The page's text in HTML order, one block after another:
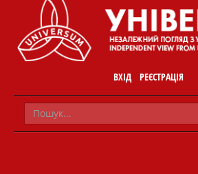
ВХІД РЕЄСТРАЦІЯ